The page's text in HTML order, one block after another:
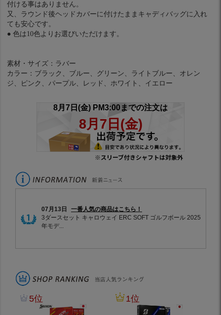
付ける事はありません。
又、ラウンド後ヘッドカバーに付けたままキャディバッグに入れ
ても安心です。
● 色は10色よりお選びいただけます。
素材・サイズ：ラバー
カラー：ブラック、ブルー、グリーン、ライトブルー、オレン
ジ、ピンク、パープル、レッド、ホワイト、イエロー
※スリーブ付きシャフトは対象外